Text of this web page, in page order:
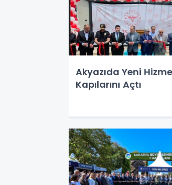
Akyazıda Yeni
Kapılarını Açtı